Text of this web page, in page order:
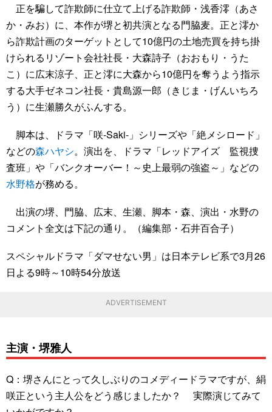
正を騙して詐欺師に仕立て上げる詐欺師・浅香澪（あさ
か・みお）に、本作が堺と初共演となる門脇麦。正と澪か
ら詐欺計画のターゲットとして10億円の土地売買を持ち掛
けられるリゾート会社社長・大森詩子（おおもり・うた
こ）に広末涼子、正と澪に大森から10億円を奪うよう指示
する大手ゼネコン社長・貴島源一郎（きじま・げんいちろ
う）に生瀬勝久がふんする。
脚本は、ドラマ「咲-Saki-」シリーズや「絶メシロード」
などの森ハヤシ。演出を、ドラマ「レッドアイズ 監視捜
査班」や「バンクオーバー！～史上最弱の強盗～」などの
水野格が務める。
出演の堺、門脇、広末、生瀬、脚本・森、演出・水野の
コメント全文は下記の通り。（編集部・石井百合子）
スペシャルドラマ「ダマせない男」は日本テレビ系で3月26
日よる9時～10時54分放送
ADVERTISEMENT
主演・堺雅人
Q：堺さんにとって久しぶりのコメディードラマですが、絹
咲正という主人公をどう感じましたか？ 実際演じてみて